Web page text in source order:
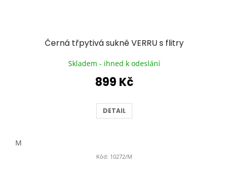
Černá třpytivá sukně VERRU s flitry
Skladem - ihned k odeslání
899 Kč
DETAIL
M
Kód: 10272/M